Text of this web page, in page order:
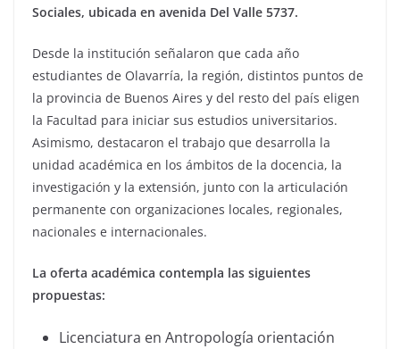
Sociales, ubicada en avenida Del Valle 5737.
Desde la institución señalaron que cada año
estudiantes de Olavarría, la región, distintos puntos de
la provincia de Buenos Aires y del resto del país eligen
la Facultad para iniciar sus estudios universitarios.
Asimismo, destacaron el trabajo que desarrolla la
unidad académica en los ámbitos de la docencia, la
investigación y la extensión, junto con la articulación
permanente con organizaciones locales, regionales,
nacionales e internacionales.
La oferta académica contempla las siguientes
propuestas:
Licenciatura en Antropología orientación